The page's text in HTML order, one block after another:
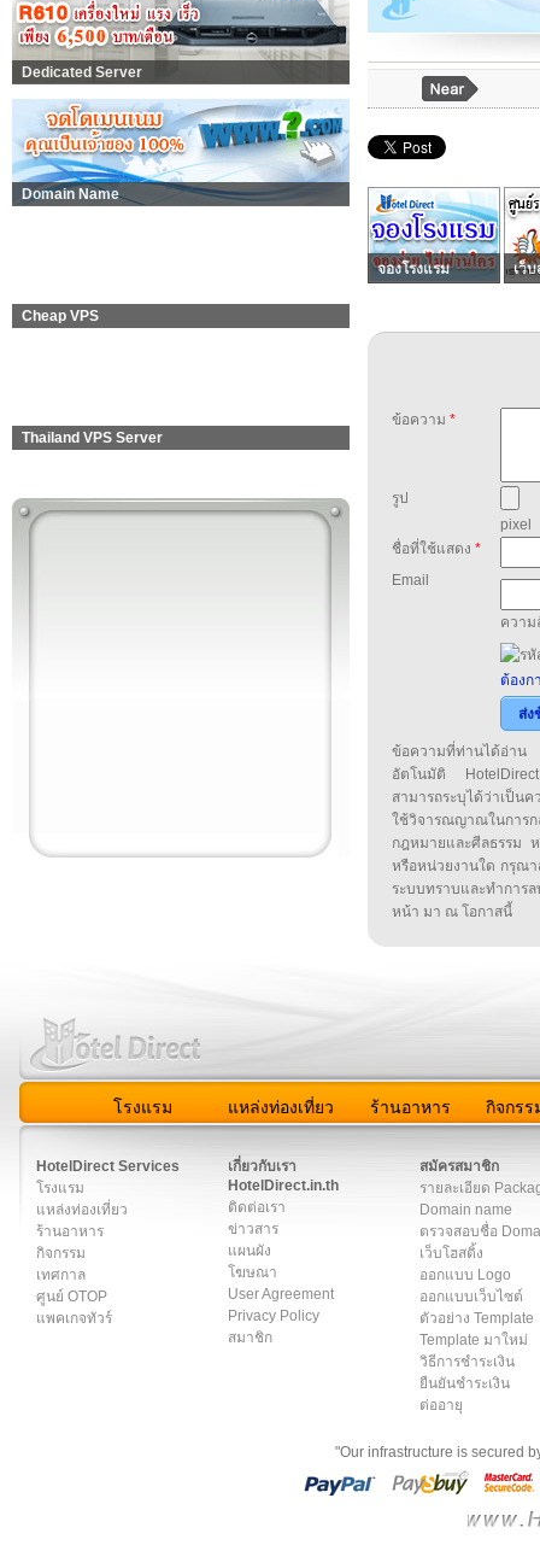
Dedicated Server
Domain Name
Cheap VPS
Thailand VPS Server
จองโรงแรม เว็บ
ข้อความ *
รูป
pixel
ชื่อที่ใช้แสดง *
Email
ความ
ต้องก
ส่ง
ข้อความที่ท่านได้อ่าน
อัตโนมัติ
สามารถระบุได้ว่าเป็น
ใช้วิจารณญาณในกา
กฎหมายและศีลธรรม
หรือหน่วยงานใด กรุณา
ระบบทราบและทำกา
หน้า มา ณ โอกาสนี้
โรงแรม แหล่งท่องเที่ยว ร้านอาหาร กิจกรร
HotelDirect Services
โรงแรม
แหล่งท่องเที่ยว
ร้านอาหาร
กิจกรรม
เทศกาล
ศูนย์ OTOP
แพคเกจทัวร์
เกี่ยวกับเรา
HotelDirect.in.th
ติดต่อเรา
ข่าวสาร
แผนผัง
โฆษณา
User Agreement
Privacy Policy
สมาชิก
สมัครสมาชิก
รายละเอียด
Domain name
ตรวจสอบชื่อ
เว็บโฮสติ้ง
ออกแบบ Logo
ออกแบบเว็บไซต์
ตัวอย่าง Template
Template มาใหม่
วิธีการชำระเงิน
ยืนยันชำระเงิน
ต่ออายุ
"Our infrastructure is secured